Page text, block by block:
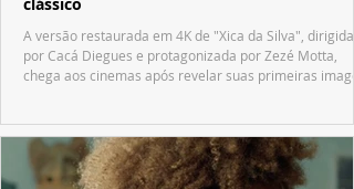
A versão restaurada em 4K de "Xica da Silva", dirigida
por Cacá Diegues e protagonizada por Zezé Motta,
chega aos cinemas após revelar suas primeiras